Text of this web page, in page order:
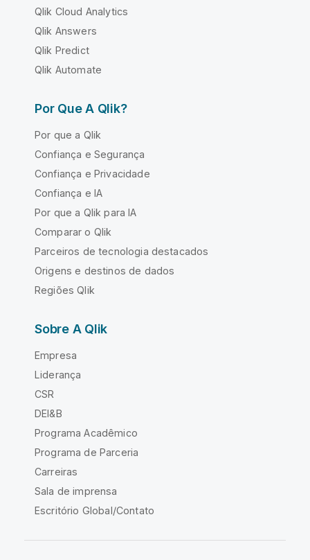
Qlik Cloud Analytics
Qlik Answers
Qlik Predict
Qlik Automate
Por Que A Qlik?
Por que a Qlik
Confiança e Segurança
Confiança e Privacidade
Confiança e IA
Por que a Qlik para IA
Comparar o Qlik
Parceiros de tecnologia destacados
Origens e destinos de dados
Regiões Qlik
Sobre A Qlik
Empresa
Liderança
CSR
DEI&B
Programa Acadêmico
Programa de Parceria
Carreiras
Sala de imprensa
Escritório Global/Contato